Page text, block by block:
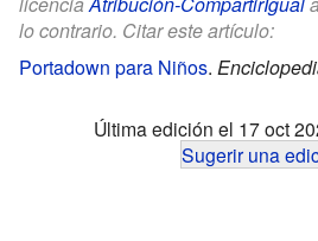
lo contrario. Citar este artículo:
Portadown para Niños.
Última edición el 17 oct
Sugerir una